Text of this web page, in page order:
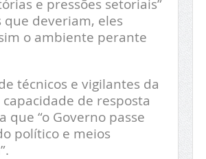
e pressões setoriais”
deveriam, eles
o ambiente perante
técnicos e vigilantes da
de resposta
que “o Governo passe
político e meios